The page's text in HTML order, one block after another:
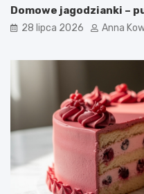
Domowe jagodzianki –
28 lipca 2026 Anna